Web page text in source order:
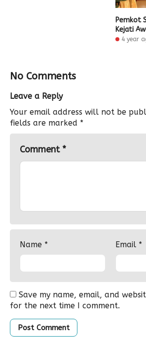
Pemkot
Kejati
4 year
No Comments
Leave a Reply
Your email address will not be
fields are marked *
Comment *
Name * Email *
Save my name, email, and
for the next time I comment.